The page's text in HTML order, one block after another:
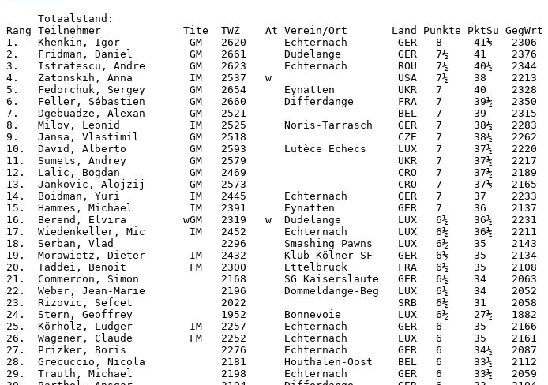
Totaalstand :
Rang Teilnehmer             Tite  TWZ    At Verein/Ort       Land Punkte PktSu GegWrt
1.   Khenkin, Igor           GM   2620      Echternach        GER   8     41½   2306
2.   Fridman, Daniel         GM   2661      Dudelange         GER   7½    41    2376
3.   Istratescu, Andre       GM   2623      Echternach        ROU   7½    40½   2344
4.   Zatonskih, Anna         IM   2537   w                    USA   7½    38    2213
5.   Fedorchuk, Sergey       GM   2654      Eynatten          UKR   7     40    2328
6.   Feller, Sébastien       GM   2660      Differdange       FRA   7     39½   2350
7.   Dgebuadze, Alexan       GM   2521                        BEL   7     39    2315
8.   Milov, Leonid           IM   2525      Noris-Tarrasch    GER   7     38½   2283
9.   Jansa, Vlastimil        GM   2518                        CZE   7     38½   2262
10.  David, Alberto          GM   2593      Lutèce Echecs     LUX   7     37½   2220
11.  Sumets, Andrey          GM   2579                        UKR   7     37½   2217
12.  Lalic, Bogdan           GM   2469                        CRO   7     37½   2189
13.  Jankovic, Alojzij       GM   2573                        CRO   7     37½   2165
14.  Boidman, Yuri           IM   2445      Echternach        GER   7     37    2233
15.  Hammes, Michael         IM   2391      Eynatten          GER   7     36    2137
16.  Berend, Elvira         wGM   2319   w  Dudelange         LUX   6½    36½   2231
17.  Wiedenkeller, Mic       IM   2452      Echternach        LUX   6½    36½   2211
18.  Serban, Vlad                 2296      Smashing Pawns    LUX   6½    35    2143
19.  Morawietz, Dieter       IM   2432      Klub Kölner SF    GER   6½    35    2134
20.  Taddei, Benoit          FM   2300      Ettelbruck        FRA   6½    35    2108
21.  Commercon, Simon             2168      SG Kaiserslaute   GER   6½    34    2063
22.  Weber, Jean-Marie            2196      Dommeldange-Beg   LUX   6½    34    2052
23.  Rizovic, Sefcet              2022                        SRB   6½    31    2058
24.  Stern, Geoffrey              1952      Bonnevoie         LUX   6½    27½   1882
25.  Körholz, Ludger         IM   2257      Echternach        GER   6     35    2166
26.  Wagener, Claude         FM   2252      Echternach        LUX   6     35    2161
27.  Prizker, Boris               2276      Echternach        GER   6     34½   2087
28.  Grecuccio, Nicola            2181      Houthalen-Oost    BEL   6     33½   2112
29.  Trauth, Michael              2198      Echternach        GER   6     33½   2059
30.  Barthel, Ansgar              2194      Differdange       GER   6     33    2104
31.  Limberg, Matthias            2215      SW Oberhausen     GER   6     33    2054
32.  Hall, John                   2205      Alwoodley         ENG   6     33    2050
33.  Korman, Maxim                2211      Differdange       GER   6     33    2004
34.  Limberg, Martin              2109      SW Oberhausen     GER   6     32    2023
35.  Lalau, Alexandre             2072      Fourmies          FRA   6     32    1948
36.  Jeitz, Christian             2173      Differdange       LUX   6     31½   2033
37.  Johann, Christof             2202      SK Frankenthal    GER   6     31½   2000
38.  Schroer, Klaus               2029      TV Borken         GER   6     31    1915
39.  Faber, Hugo                  2061      Helmond SC        NED   6     30½   1985
40.  Gesing, Felix                1976      SG Turm Raesfel   GER   6     30    1990
41.  Resnjanskij, Deni            2134                        GER   6     30    1936
42.  Meertens, Martin             2172      Klub Kölner Sch   GER   6     30    1887
43.  Weiss, Frederic              2062      Esch              FRA   6     29½   1937
44.  Schmitz, Heinrich            1991      SV Welper 1922    GER   6     29½   1928
45.  Gorse, Gérard                2073      Colmar            FRA   6     29½   1876
46.  Aghabekyan, Liana            2083   w                    ARM   6     29    1798
47.  Pimenta, Antonio             1999      Dommeldange-Beg   POR   6     29    1765
48.  Hardt, Bernd                 1981      VfR-SC Koblenz    GER   6     28½   1866
49.  Hodzic, Elvir                1700      Perlé             SRB   6     28    1911
50.  Kocur, Marc                  1855      Philidor Genk     BEL   6     26½   1825
51.  Ackermann, Robi              2071      Dudelange         LUX   6     26½   1764
52.  Schmidt, Waldemar            1880      Kettig            GER   6     26    1805
53.  Van Leent, Dimitr       FM   2184      SG Amersfoort     NED   5½    32½   2073
54.  Mossong, Hubert         FM   2146      Dudelange         LUX   5½    31½   2002
55.  Gehrke, Rolf                 2087                        GER   5½    31½   1995
56.  Thalwitzer, David            2174      SG Porz           GER   5½    31    2031
57.  Thirion, Marcel              2140      Herve             BEL   5½    31    1955
58.  Sauvage, Eric                2053      666               BEL   5½    30½   1911
59.  Lares, Harald                2088      SG Kaiserslaute   GER   5½    30    2014
60.  Kaber, Claude                2128      Turm a Sprénger   LUX   5½    30    1995
61.  Barzen, Pascal               1995      SG Reil-Kinheim   GER   5½    30    1954
62.  Smits, Benjamin              1875      DSC Delft         NED   5½    29½   1942
63.  Cerasi, Umberto              2007      Dommeldange-Beg   ITA   5½    29½   1813
64.  Henris, Luc             FM   2178      Dommeldange - B   BEL   5½    28½   1963
65.  Peeters, Tim                 1995      Rokade Westerlo   BEL   5½    28½   1943
66.  Audin, Thierry               2040      Fourmies          BEL   5½    28½   1884
67.  Schmerwitz, Reinh            1895      Lasker Köln       GER   5½    28    1968
68.  Van Gils, Martin             2039      Almere            NED   5½    28    1864
69.  Daces, Philippe              2009      Amay              BEL   5½    28    1760
70.  Iasman, Inna                 1998   w                    FRA   5½    27½   1921
71.  Beckmann, David              2011      TV Borken         GER   5½    27½   1844
72.  Nägele, Hans-jürg            1869      Schwaikheim e.V   GER   5½    27    1918
73.  Kessler, Andreas             2167      SG Reil-Kinheim   GER   5½    27    1902
74.  Horn, Peter                  2157                        GER   5½    27    1868
75.  Ludy, Klaus                  2084      SC Pirmasens      GER   5½    27    1829
76.  Beltman, Guus                1780      SG Amersfoort     NED   5½    25½   1962
77.  Batkic, Nejib                1722      Nordstad          LUX   5½    21½   1692
78.  Smit, Maarten                2008      Helmond SC        NED   5     30½   1931
79.  Muller, Guy                  1943      Schifflange       LUX   5     30    1991
80.  Magar, Johannes              2088      Dillingen-Siers   GER   5     30    1949
81.  Atanasiu, Nicolae            2012      Anderlecht        BEL   5     30    1943
82.  Schumacher, Helmu            2053   *  Eynatten          BEL   5     29½   1846
83.  Lenaerts, Lennert            1867      Schaakclub Phil   BEL   5     29    1966
84.  Giorgetti, Cyril             1947      Perlé             FRA   5     29    1962
85.  Silvain, Thierry             1994                        FRA   5     28    1959
86.  Fasselt, Hendrik             1830      SG Turm Raesfel   GER   5     28    1931
87.  Van der Ven, Char            1914      Voorschoten       NED   5     27    1922
88.  Both, Gert                   1949      Voorschoten       NED   5     27    1858
89.  Kruijf, Caspar               2015      Almere            NED   5     27    1828
90.  Braas, Patrick               1848      Echternach        LUX   5     27    1821
91.  Bergemann, Martin            1877      Echternach        GER   5     26½   1920
92.  Monaville, Guy               2145      Perlé             BEL   5     26½   1906
93.  Van Boxtel, Danni            1864      Helmond SC        NED   5     26½   1882
94.  Ludewig, Robert              1901      Bettembourg       LUX   5     26½   1880
95.  Cillen, Jeroen               1892      Houthalen-Oost    BEL   5     26½   1811
96.  Densing, Gerd                1834      SC Jünkerath eV   GER   5     26½   1806
97.  Gärtner, Michael             1985      SC Einrich        GER   5     26    1843
98.  Riekenbrauk, Joer            1927      SV Dinslaken 19   GER   5     26    1815
99.  Kruis, Ruud                  1939      Dommeldange Beg   NED   5     26    1781
100. Wilger, Frank                2085      Echternach        GER   5     25½   1811
101. Brömmel, Chris               1850      SG Turm Raesfel   GER   5     25½   1762
102. Erkic, Ratko                 1891      Schwaikheim e.V   GER   5     25    1832
103. Murzynski, Roman             1680      Luxembourg 1915   LUX   5     25    1825
104. Vanhamme, Patrick            1879      Brussels Chess    BEL   5     25    1805
105. Hoffmann, Roger              2060      Nordstad          LUX   5     25    1780
106. Jennewein, Norber            1863      SC Fehrbach       GER   5     25    1769
107. Hilarius, Sander             2088      Voorschoten       NED   5     24½   1775
108. Gorts, Sven                  1902      SC Noorderwijk    BEL   5     24½   1713
109. Murariu, Nicky               2051                        GER   5     24    1802
110. Jadin, Yves                  1802      Dudelange         LUX   5     24    1759
111. Greifenberg, Dani            1697      SG Turm Raesfel   GER   5     23½   1844
112. Vollmer, Marcel              1644      Schwaikheim e.V   GER   5     23½   1721
113. Neuman, Carlo                1894      Perlé             LUX   5     23½   1705
114. Gertz, Berthold              1975      Bad Marienberg    GER   5     23    1837
115. Lockwood, Bill               1893      Thionville        FRA   5     23    1682
116. Verellen, Jef                1814      Rokade Westerlo   BEL   5     23    1595
117. Sennema, Remy                1731      SG Amers